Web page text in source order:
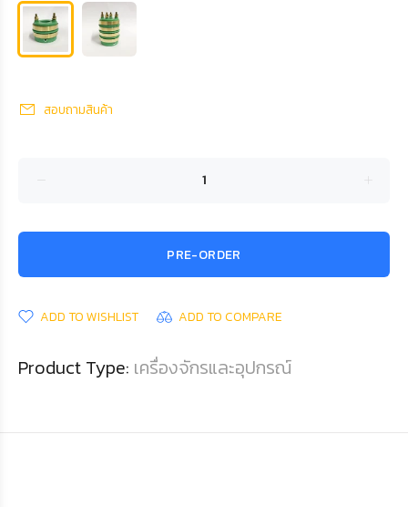
สอบถามสินค้า
PRE-ORDER
ADD TO WISHLIST ADD TO COMPARE
Product Type: เครื่องจักรและอุปกรณ์